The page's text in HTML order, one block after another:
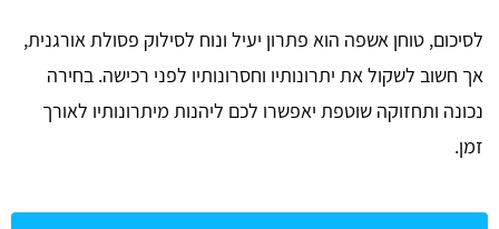
לסיכום, טוחן אשפה הוא פתרון יעיל ונוח לסילוק פסולת אורגנית,
אך חשוב לשקול את יתרונותיו וחסרונותיו לפני רכישה. בחירה
נכונה ותחזוקה שוטפת יאפשרו לכם ליהנות מיתרונותיו לאורך
זמן.